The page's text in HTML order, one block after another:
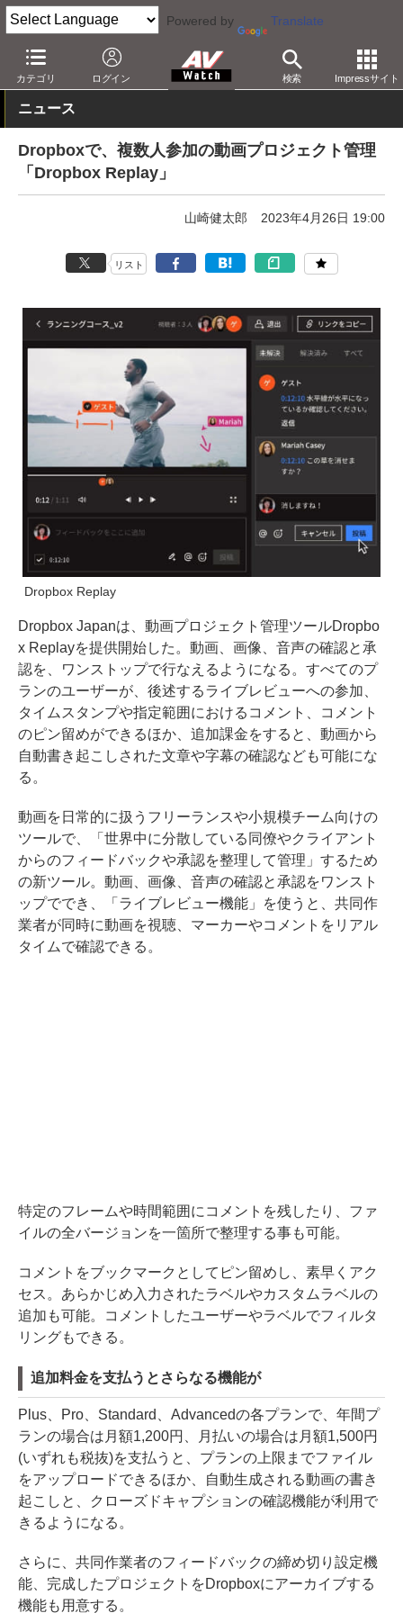
Powered by Translate
カテゴリ ログイン 検索 Impressサイト
AV Watch 製品 映像制作
ニュース
Dropboxで、複数人参加の動画プロジェクト管理
「Dropbox Replay」
山崎健太郎 2023年4月26日 19:00
リスト
Dropbox Replay
Dropbox Japanは、動画プロジェクト管理ツールDropbo
x Replayを提供開始した。動画、画像、音声の確認と承
認を、ワンストップで行なえるようになる。すべてのプ
ランのユーザーが、後述するライブレビューへの参加、
タイムスタンプや指定範囲におけるコメント、コメント
のピン留めができるほか、追加課金をすると、動画から
自動書き起こしされた文章や字幕の確認なども可能にな
る。
動画を日常的に扱うフリーランスや小規模チーム向けの
ツールで、「世界中に分散している同僚やクライアント
からのフィードバックや承認を整理して管理」するため
の新ツール。動画、画像、音声の確認と承認をワンスト
ップででき、「ライブレビュー機能」を使うと、共同作
業者が同時に動画を視聴、マーカーやコメントをリアル
タイムで確認できる。
特定のフレームや時間範囲にコメントを残したり、ファ
イルの全バージョンを一箇所で整理する事も可能。
コメントをブックマークとしてピン留めし、素早くアク
セス。あらかじめ入力されたラベルやカスタムラベルの
追加も可能。コメントしたユーザーやラベルでフィルタ
リングもできる。
追加料金を支払うとさらなる機能が
Plus、Pro、Standard、Advancedの各プランで、年間プ
ランの場合は月額1,200円、月払いの場合は月額1,500円
(いずれも税抜)を支払うと、プランの上限までファイル
をアップロードできるほか、自動生成される動画の書き
起こしと、クローズドキャプションの確認機能が利用で
きるようになる。
さらに、共同作業者のフィードバックの締め切り設定機
能、完成したプロジェクトをDropboxにアーカイブする
機能も用意する。